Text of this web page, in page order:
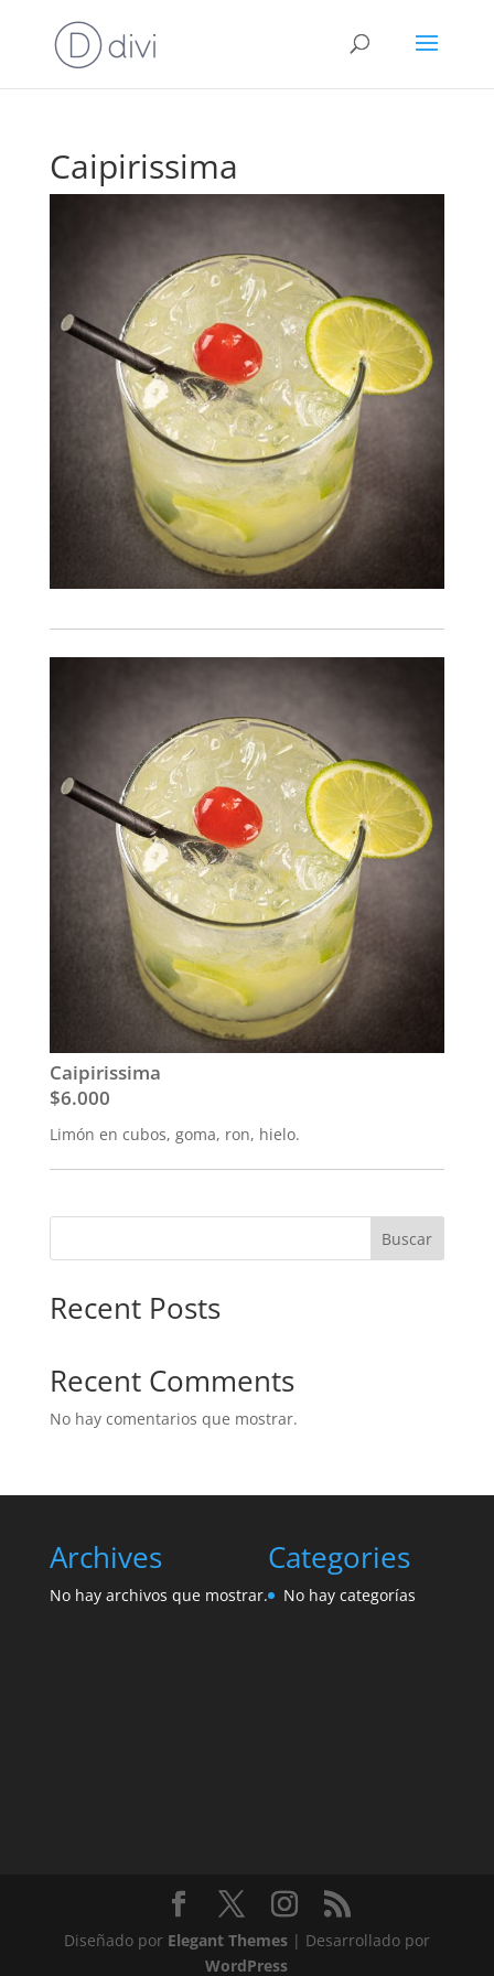
Caipirissima
Caipirissima
$6.000
Limón en cubos, goma, ron, hielo.
Buscar
Recent Posts
Recent Comments
No hay comentarios que mostrar.
Archives
No hay archivos que mostrar.
Categories
No hay categorías
Diseñado por Elegant Themes| Desarrollado por
WordPress